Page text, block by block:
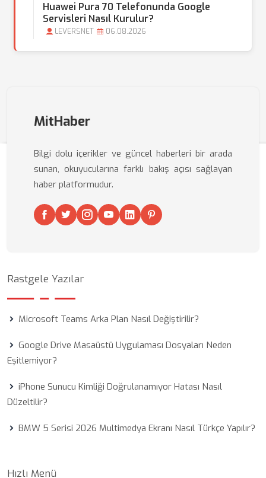
Huawei Pura 70 Telefonunda Google
Servisleri Nasıl Kurulur?
LEVERSNET 06.08.2026
MitHaber
Bilgi dolu içerikler ve güncel haberleri bir arada
sunan, okuyucularına farklı bakış açısı sağlayan
haber platformudur.
Rastgele Yazılar
Microsoft Teams Arka Plan Nasıl Değiştirilir?
Google Drive Masaüstü Uygulaması Dosyaları Neden
Eşitlemiyor?
iPhone Sunucu Kimliği Doğrulanamıyor Hatası Nasıl
Düzeltilir?
BMW 5 Serisi 2026 Multimedya Ekranı Nasıl Türkçe Yapılır?
Hızlı Menü